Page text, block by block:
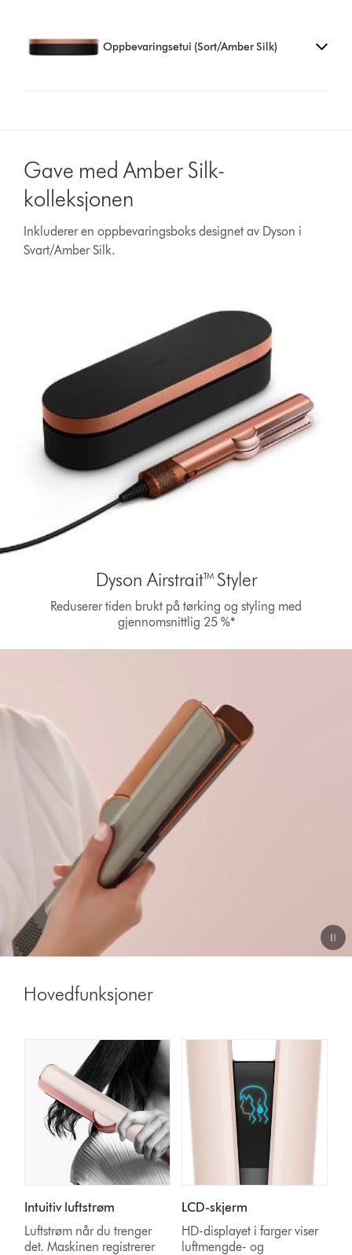
Oppbevaringsetui (Sort/Amber Silk)
Gave med Amber Silk-
kolleksjonen
Inkluderer en oppbevaringsboks designet av Dyson i
Svart/Amber Silk.
Dyson Airstrait™ Styler
Reduserer tiden brukt på tørking og styling med
gjennomsnittlig 25 %*
Open
video
transcript
Hovedfunksjoner
Intuitiv luftstrøm
Luftstrøm når du trenger
det. Maskinen registrerer
LCD-skjerm
HD-displayet i farger viser
luftmengde- og